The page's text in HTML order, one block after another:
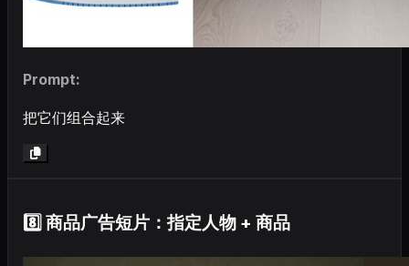
Prompt:
把它们组合起来
8️⃣ 商品广告短片：指定人物 + 商品